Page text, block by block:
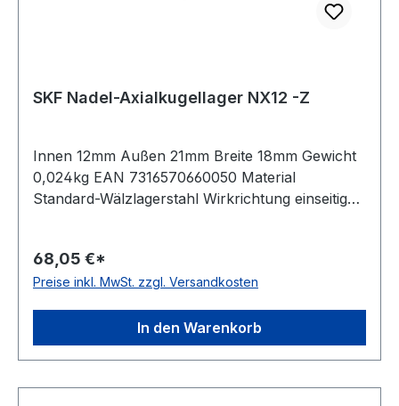
SKF Nadel-Axialkugellager NX12 -Z
Innen 12mm Außen 21mm Breite 18mm Gewicht
0,024kg EAN 7316570660050 Material
Standard-Wälzlagerstahl Wirkrichtung einseitig
ABEC 1 Käfig Stahlblechkäfig Ausführung
selbsthaltend Schmierung für Fettschmierung
68,05 €*
Preise inkl. MwSt. zzgl. Versandkosten
In den Warenkorb